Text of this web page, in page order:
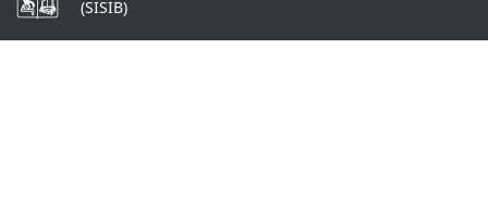
(SISIB)